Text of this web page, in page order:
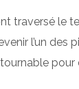
traversé le
l’un des